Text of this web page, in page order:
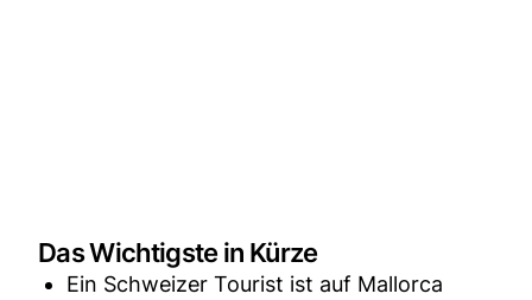
Das Wichtigste in Kürze
Ein Schweizer Tourist ist auf Mallorca